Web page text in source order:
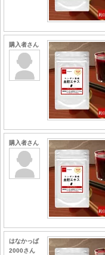
購入者さん
購入者さん
はなかっぱ
2000さん